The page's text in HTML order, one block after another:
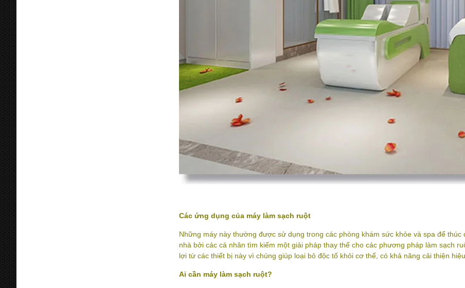
Các ứng dụng của máy làm sạch ruột
Những máy này thường được sử dụng trong các phòng khám sức khỏe và spa để
nhà bởi các cá nhân tìm kiếm một giải pháp thay thế cho các phương pháp làm sạch
lợi từ các thiết bị này vì chúng giúp loại bỏ độc tố khỏi cơ thể, có khả năng cải thiện
Ai cần máy làm sạch ruột?